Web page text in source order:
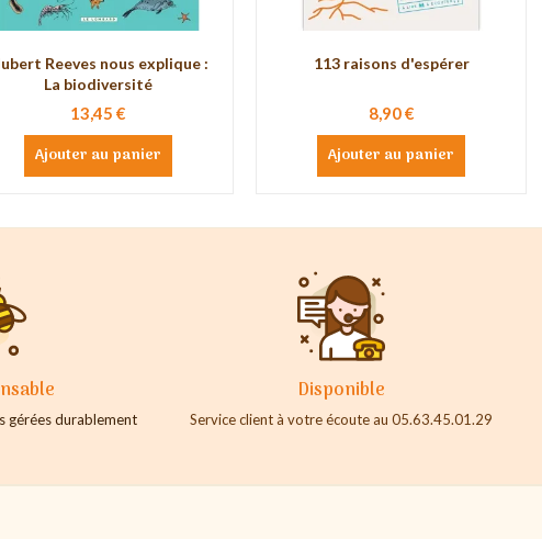
Reeves nous explique :
La biodiversité
13,45 €
Ajouter au panier
113 raisons d'espérer
8,90 €
Ajouter au panier
gérées durablement
Disponible
Service client à votre écoute au 05.63.45.01.29